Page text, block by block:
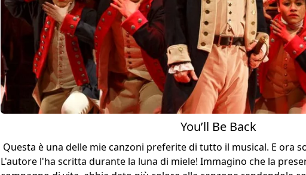
You’ll Be Back
Questa è una delle mie canzoni preferite di tutto il musical. E ora
L'autore l'ha scritta durante la luna di miele! Immagino che la